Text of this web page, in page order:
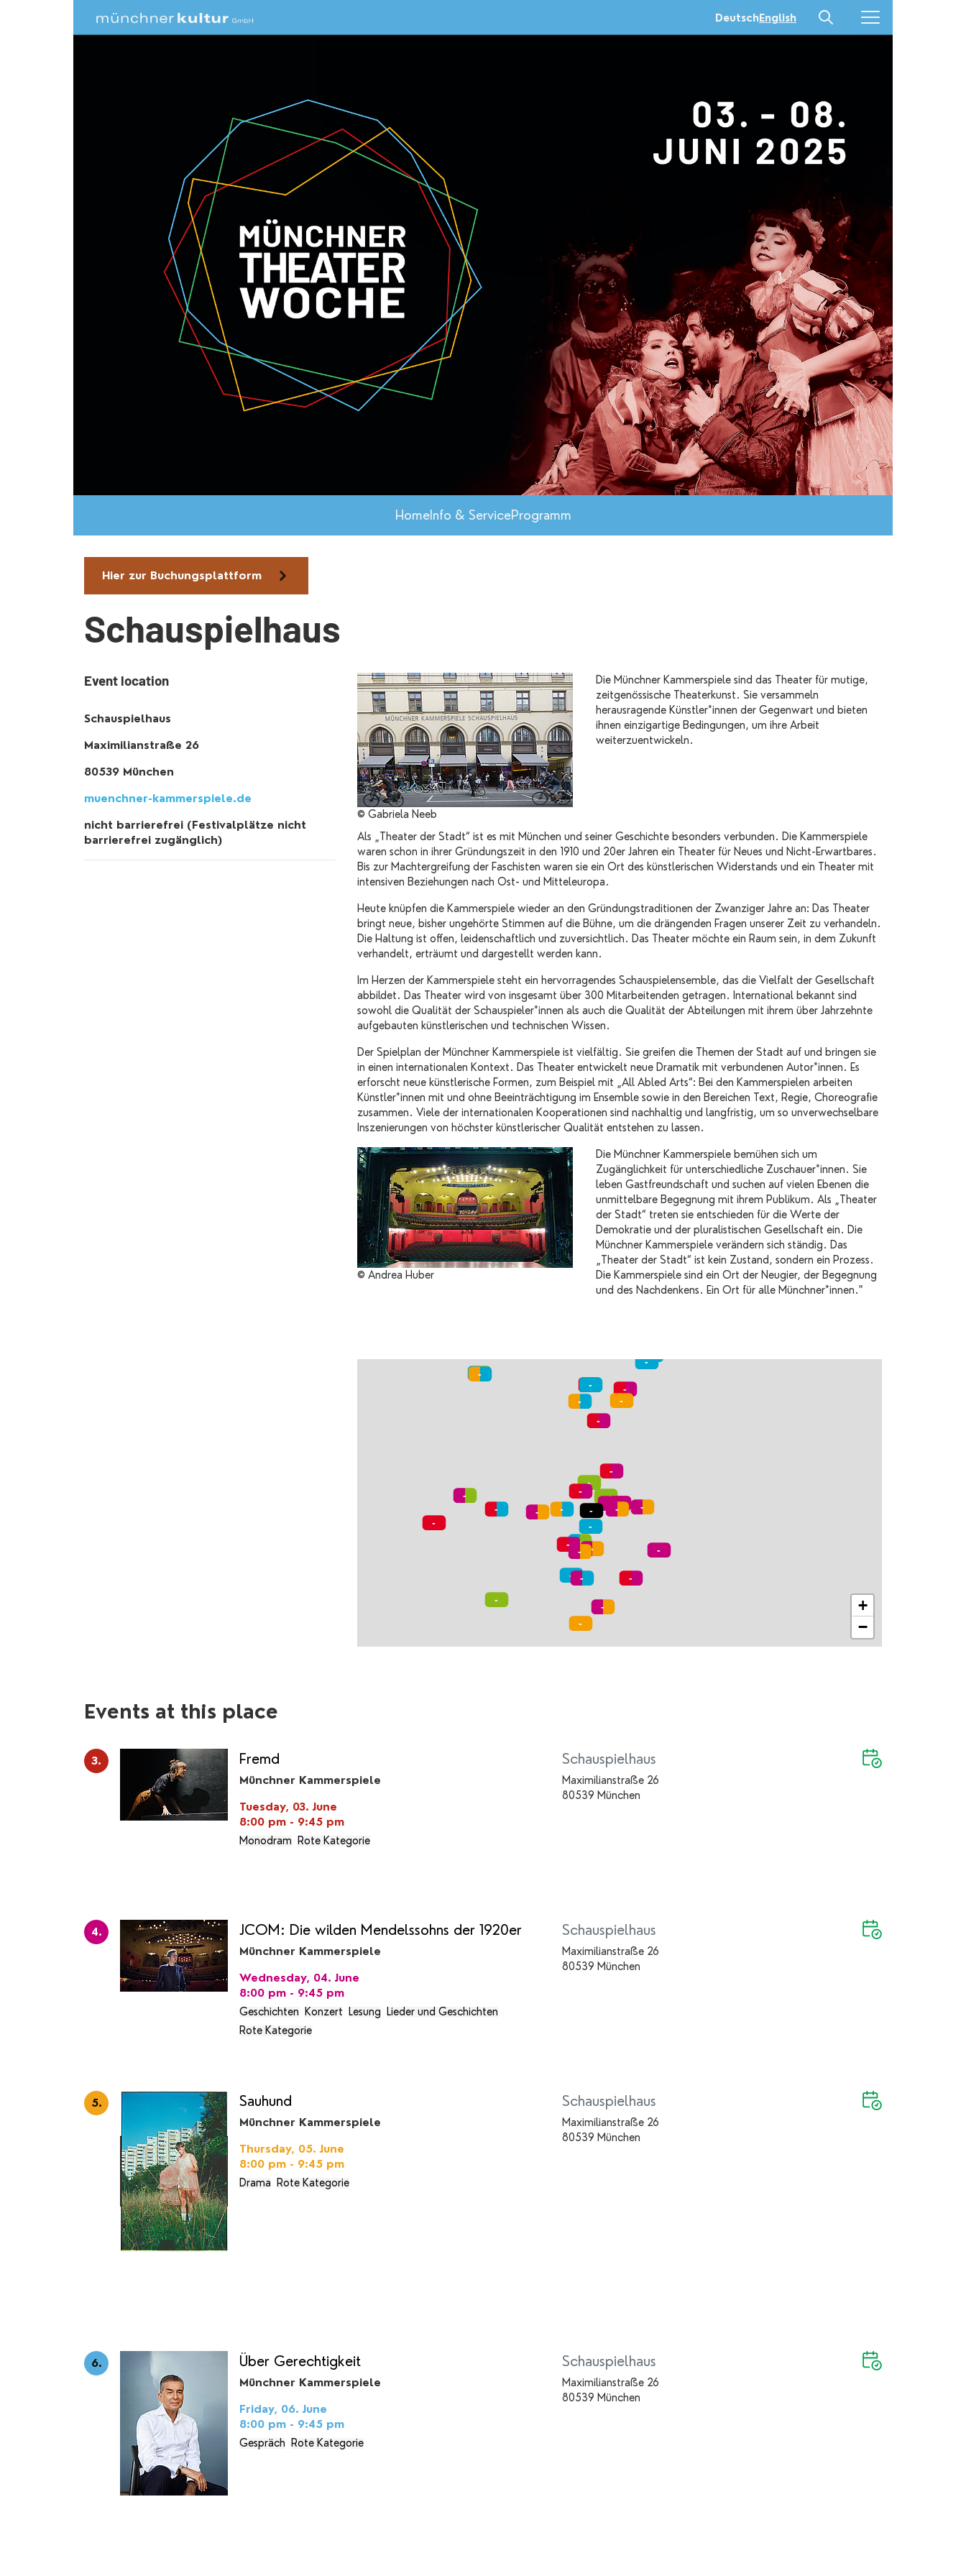
HomeInfo & ServiceProgramm
DeutschEnglish
Hier zur Buchungsplattform
Schauspielhaus
Event location
Schauspielhaus
Maximilianstraße 26
80539 München
muenchner-kammerspiele.de
nicht barrierefrei (Festivalplätze nicht
barrierefrei zugänglich)
© Gabriela Neeb
Die Münchner Kammerspiele sind das Theater für mutige,
zeitgenössische Theaterkunst. Sie versammeln
herausragende Künstler*innen der Gegenwart und bieten
ihnen einzigartige Bedingungen, um ihre Arbeit
weiterzuentwickeln.
Als „Theater der Stadt“ ist es mit München und seiner Geschichte besonders verbunden. Die Kammerspiele
waren schon in ihrer Gründungszeit in den 1910 und 20er Jahren ein Theater für Neues und Nicht-Erwartbares.
Bis zur Machtergreifung der Faschisten waren sie ein Ort des künstlerischen Widerstands und ein Theater mit
intensiven Beziehungen nach Ost- und Mitteleuropa.
Heute knüpfen die Kammerspiele wieder an den Gründungstraditionen der Zwanziger Jahre an: Das Theater
bringt neue, bisher ungehörte Stimmen auf die Bühne, um die drängenden Fragen unserer Zeit zu verhandeln.
Die Haltung ist offen, leidenschaftlich und zuversichtlich. Das Theater möchte ein Raum sein, in dem Zukunft
verhandelt, erträumt und dargestellt werden kann.
Im Herzen der Kammerspiele steht ein hervorragendes Schauspielensemble, das die Vielfalt der Gesellschaft
abbildet. Das Theater wird von insgesamt über 300 Mitarbeitenden getragen. International bekannt sind
sowohl die Qualität der Schauspieler*innen als auch die Qualität der Abteilungen mit ihrem über Jahrzehnte
aufgebauten künstlerischen und technischen Wissen.
Der Spielplan der Münchner Kammerspiele ist vielfältig. Sie greifen die Themen der Stadt auf und bringen sie
in einen internationalen Kontext. Das Theater entwickelt neue Dramatik mit verbundenen Autor*innen. Es
erforscht neue künstlerische Formen, zum Beispiel mit „All Abled Arts“: Bei den Kammerspielen arbeiten
Künstler*innen mit und ohne Beeinträchtigung im Ensemble sowie in den Bereichen Text, Regie, Choreografie
zusammen. Viele der internationalen Kooperationen sind nachhaltig und langfristig, um so unverwechselbare
Inszenierungen von höchster künstlerischer Qualität entstehen zu lassen.
© Andrea Huber
Die Münchner Kammerspiele bemühen sich um
Zugänglichkeit für unterschiedliche Zuschauer*innen. Sie
leben Gastfreundschaft und suchen auf vielen Ebenen die
unmittelbare Begegnung mit ihrem Publikum. Als „Theater
der Stadt“ treten sie entschieden für die Werte der
Demokratie und der pluralistischen Gesellschaft ein. Die
Münchner Kammerspiele verändern sich ständig. Das
„Theater der Stadt“ ist kein Zustand, sondern ein Prozess.
Die Kammerspiele sind ein Ort der Neugier, der Begegnung
und des Nachdenkens. Ein Ort für alle Münchner*innen."
+
−
Events at this place
3. Fremd
Münchner Kammerspiele
Tuesday, 03. June
8:00 pm - 9:45 pm
Monodram
Rote Kategorie
Schauspielhaus
Maximilianstraße 26
80539 München
4. JCOM: Die wilden Mendelssohns der 1920er
Münchner Kammerspiele
Wednesday, 04. June
8:00 pm - 9:45 pm
Geschichten
Konzert Lesung
Lieder und Geschichten
Rote Kategorie
Schauspielhaus
Maximilianstraße 26
80539 München
5. Sauhund
Münchner Kammerspiele
Thursday, 05. June
8:00 pm - 9:45 pm
Drama
Rote Kategorie
Schauspielhaus
Maximilianstraße 26
80539 München
6. Über Gerechtigkeit
Münchner Kammerspiele
Friday, 06. June
8:00 pm - 9:45 pm
Gespräch
Rote Kategorie
Schauspielhaus
Maximilianstraße 26
80539 München